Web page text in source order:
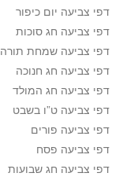
דפי צביעה יום כיפור
דפי צביעה חג סוכות
דפי צביעה שמחת תורה
דפי צביעה חג חנוכה
דפי צביעה חג המולד
דפי צביעה ט”ו בשבט
דפי צביעה פורים
דפי צביעה פסח
דפי צביעה חג שבועות